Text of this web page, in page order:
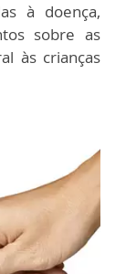
à doença,
sobre as
às crianças